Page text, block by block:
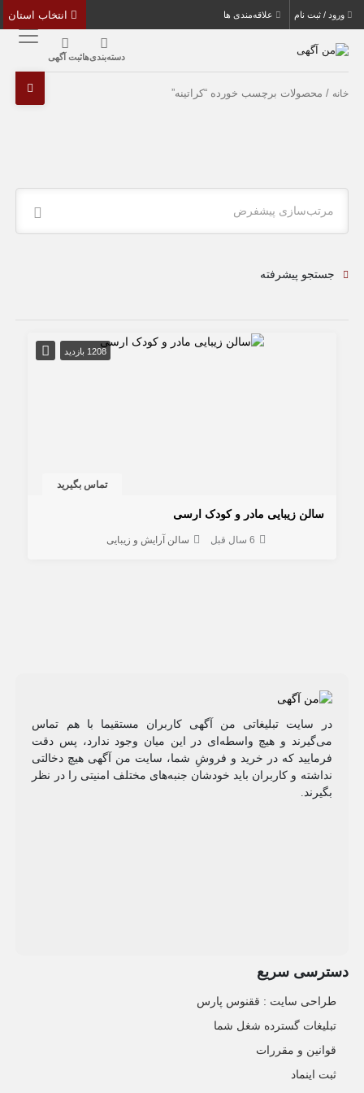
ورود / ثبت نام علاقه‌مندی ها
دسته‌بندی‌هاثبت آگهی
خانه / محصولات برچسب خورده “کراتینه”
مرتب‌سازی پیشفرض
جستجو پیشرفته
1208 بازدید
تماس بگیرید
سالن زیبایی مادر و کودک ارسی
6 سال قبل سالن آرایش و زیبایی
در سایت تبلیغاتی من آگهی کاربران مستقیما با هم تماس
می‌گیرند و هیچ واسطه‌ای در این میان وجود ندارد، پس دقت
فرمایید که در خرید و فروشِ شما، سایت من آگهی هیچ دخالتی
نداشته و کاربران باید خودشان جنبه‌های مختلف امنیتی را در نظر
بگیرند.
دسترسی سریع
طراحی سایت :‌ ققنوس پارس
تبلیغات گسترده شغل شما
قوانین و مقررات
ثبت اینماد